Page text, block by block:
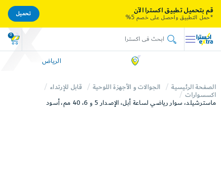
0
الرياض
الصفحة الرئيسية الجوالات و الأجهزة اللوحية
قابل للإرتداء
اكسسوارات
ماسترشيلد، سوار رياضي لساعة أبل، الإصدار 5 و 6، 40 مم، أسود
قم بتحميل تطبيق اكسترا الآن
*حمل التطبيق واحصل على خصم 5%
تحميل